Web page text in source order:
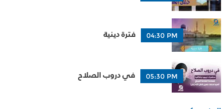
04:30 PM فترة دينية
05:30 PM في دروب الصلاح